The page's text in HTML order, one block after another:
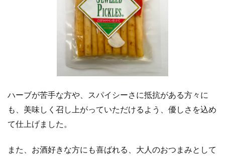
ハーブが苦手な方や、スパイシーさに抵抗がある方々に
も、美味しく召し上がっていただけるよう、優しさを込め
て仕上げました。
また、お酒好きな方にも喜ばれる、大人のおつまみとして